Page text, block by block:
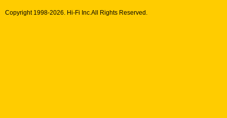
Copyright 1998-2026. Hi-Fi Inc.All Rights Reserved.